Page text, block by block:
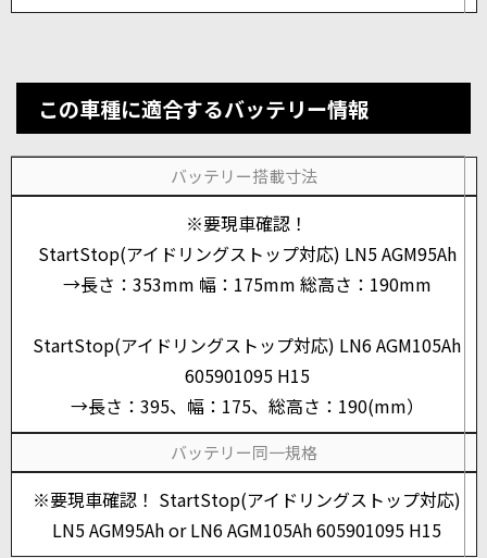
この車種に適合するバッテリー情報
バッテリー搭載寸法
※要現車確認！
StartStop(アイドリングストップ対応) LN5 AGM95Ah
→長さ：353mm 幅：175mm 総高さ：190mm
StartStop(アイドリングストップ対応) LN6 AGM105Ah
605901095 H15
→長さ：395、幅：175、総高さ：190(mm）
バッテリー同一規格
※要現車確認！ StartStop(アイドリングストップ対応)
LN5 AGM95Ah or LN6 AGM105Ah 605901095 H15